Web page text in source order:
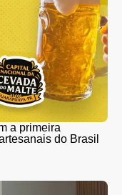
a primeira
do Brasil